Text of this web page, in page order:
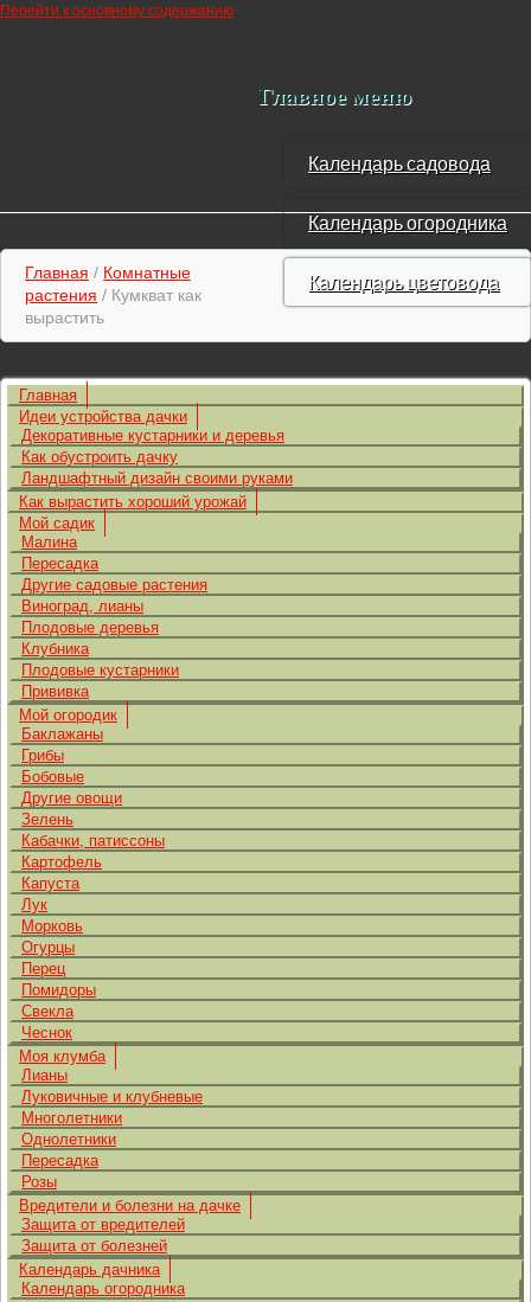
Перейти к основному содержанию
Главное меню
Календарь садовода
Календарь огородника
Календарь цветовода
Главная / Комнатные
растения / Кумкват как
вырастить
Главная
Идеи устройства дачки
Декоративные кустарники и деревья
Как обустроить дачку
Ландшафтный дизайн своими руками
Как вырастить хороший урожай
Мой садик
Малина
Пересадка
Другие садовые растения
Виноград, лианы
Плодовые деревья
Клубника
Плодовые кустарники
Прививка
Мой огородик
Баклажаны
Грибы
Бобовые
Другие овощи
Зелень
Кабачки, патиссоны
Картофель
Капуста
Лук
Морковь
Огурцы
Перец
Помидоры
Свекла
Чеснок
Моя клумба
Лианы
Луковичные и клубневые
Многолетники
Однолетники
Пересадка
Розы
Вредители и болезни на дачке
Защита от вредителей
Защита от болезней
Календарь дачника
Календарь огородника